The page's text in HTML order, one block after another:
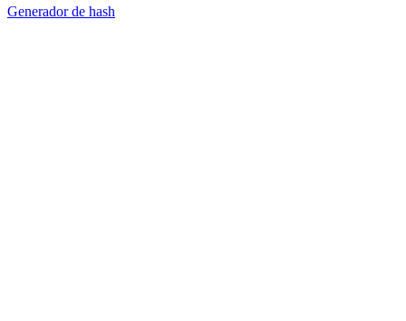
Generador de hash